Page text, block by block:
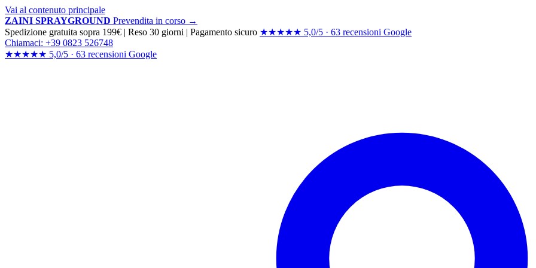
Vai al contenuto principale
ZAINI SPRAYGROUND Prevendita in corso →
Spedizione gratuita sopra 199€ | Reso 30 giorni | Pagamento sicuro ★★★★★ 5,0/5 · 63 recensioni Google
Chiamaci: +39 0823 526748
★★★★★ 5,0/5 · 63 recensioni Google